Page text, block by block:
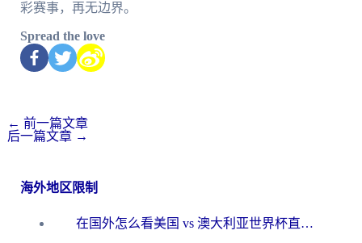
彩赛事，再无边界。
Spread the love
← 前一篇文章
后一篇文章 →
海外地区限制
在国外怎么看美国 vs 澳大利亚世界杯直播？海外党必藏的中文解说观赛指南